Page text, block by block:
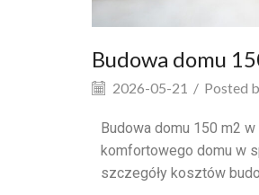
Budowa domu
2026-05-21 / Posted
Budowa domu 150 m2
komfortowego domu w
szczegóły kosztów